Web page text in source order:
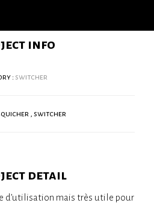
info
: switcher
, switcher
detail
d’utilisation mais très utile pour